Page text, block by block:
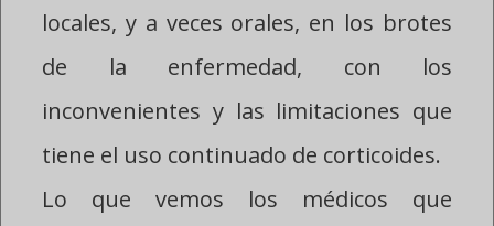
locales, y a veces orales, en los brotes
de la enfermedad, con los
inconvenientes y las limitaciones que
tiene el uso continuado de corticoides.
Lo que vemos los médicos que